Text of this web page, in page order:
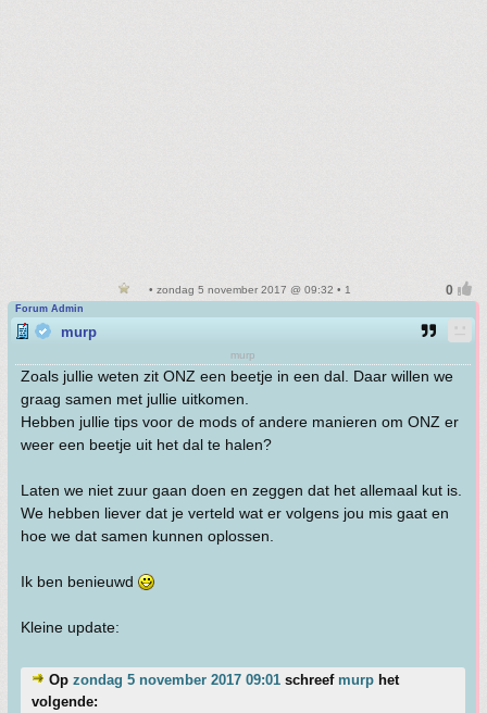
• zondag 5 november 2017 @ 09:32 • 1
Forum Admin
murp
murp
Zoals jullie weten zit ONZ een beetje in een dal. Daar willen we
graag samen met jullie uitkomen.
Hebben jullie tips voor de mods of andere manieren om ONZ er
weer een beetje uit het dal te halen?
Laten we niet zuur gaan doen en zeggen dat het allemaal kut is.
We hebben liever dat je verteld wat er volgens jou mis gaat en
hoe we dat samen kunnen oplossen.
Ik ben benieuwd
Kleine update:
Op zondag 5 november 2017 09:01 schreef murp het
volgende: